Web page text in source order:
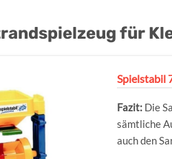
für
Spielstabil
Die
sämtliche
auch den